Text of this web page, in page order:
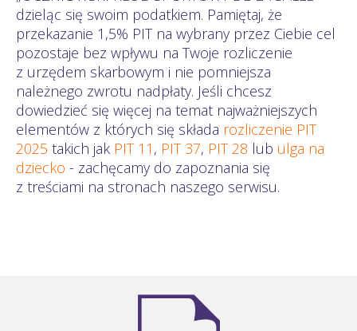
dzieląc się swoim podatkiem. Pamiętaj, że
przekazanie 1,5% PIT na wybrany przez Ciebie cel
pozostaje bez wpływu na Twoje rozliczenie
z urzędem skarbowym i nie pomniejsza
należnego zwrotu nadpłaty. Jeśli chcesz
dowiedzieć się więcej na temat najważniejszych
elementów z których się składa rozliczenie PIT
2025 takich jak PIT 11 , PIT 37, PIT 28 lub ulga na
dziecko - zachęcamy do zapoznania się
z treściami na stronach naszego serwisu.